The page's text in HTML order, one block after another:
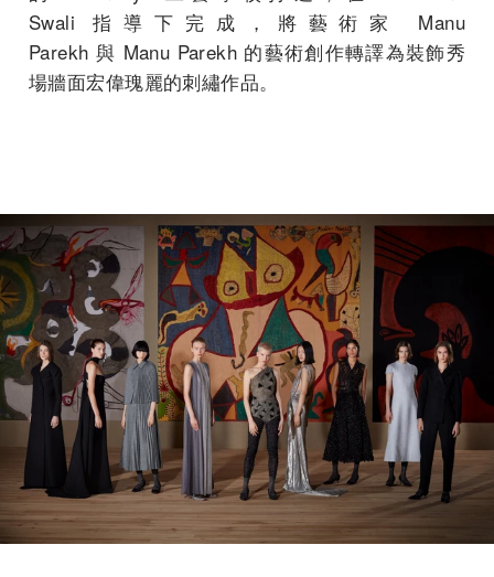
Swali 指導下完成，將藝術家 Manu
Parekh 與 Manu Parekh 的藝術創作轉譯為裝飾秀
場牆面宏偉瑰麗的刺繡作品。